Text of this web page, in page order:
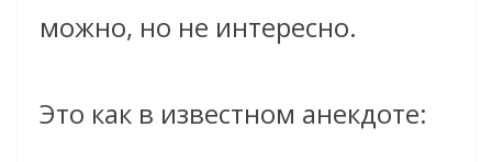
можно, но не интересно.
Это как в известном анекдоте: